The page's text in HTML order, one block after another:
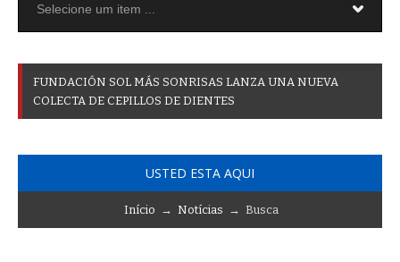
FUNDACIÓN SOL MÁS SONRISAS LANZA UNA NUEVA
COLECTA DE CEPILLOS DE DIENTES
USTED ESTA AQUI
Início → Notícias → Busca